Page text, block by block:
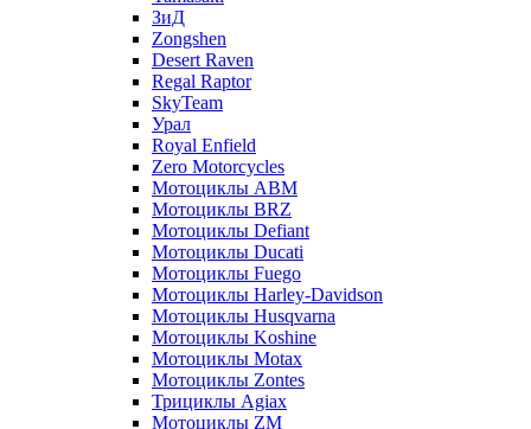
ЗиД
Zongshen
Desert Raven
Regal Raptor
SkyTeam
Урал
Royal Enfield
Zero Motorcycles
Мотоциклы ABM
Мотоциклы BRZ
Мотоциклы Defiant
Мотоциклы Ducati
Мотоциклы Fuego
Мотоциклы Harley-Davidson
Мотоциклы Husqvarna
Мотоциклы Koshine
Мотоциклы Motax
Мотоциклы Zontes
Трициклы Agiax
Мотоциклы ZM